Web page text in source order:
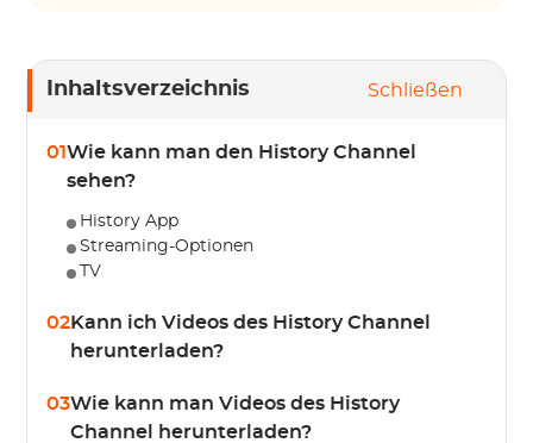
Inhaltsverzeichnis Schließen
01Wie kann man den History Channel
sehen?
History App
Streaming-Optionen
TV
02Kann ich Videos des History Channel
herunterladen?
03Wie kann man Videos des History
Channel herunterladen?